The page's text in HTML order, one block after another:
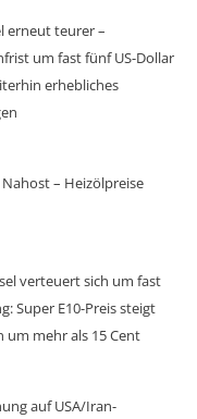
erneut teurer –
um fast fünf US-Dollar
erhebliches
– Heizölpreise
verteuert sich um fast
Super E10-Preis steigt
um mehr als 15 Cent
auf USA/Iran-